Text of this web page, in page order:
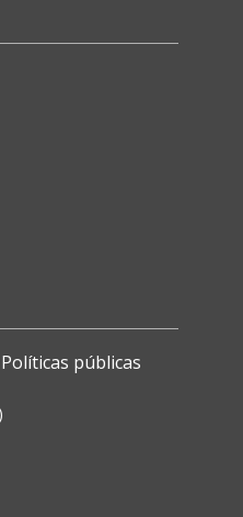
públicas